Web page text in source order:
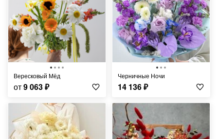
Вересковый Мёд
от9 063₽
Черничные Ночи
14 136₽